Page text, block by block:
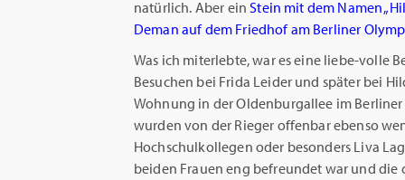
natürlich. Aber einStein mit dem Namen
Deman auf dem Friedhof am Berliner
Was ich miterlebte, war es eine liebe-volle
Besuchen bei Frida Leider und später bei
Wohnung in der Oldenburgallee im
wurden von der Rieger offenbar ebenso
Hochschulkollegen oder besonders Liva
beiden Frauen eng befreundet war und